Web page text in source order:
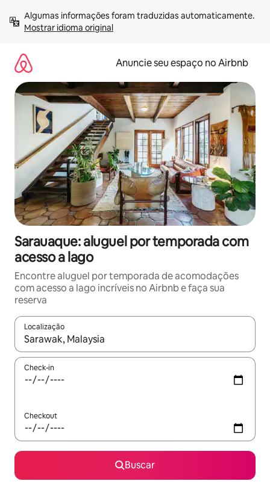
para
Mostrar idioma original
Anuncie seu espaço no Airbnb
Sarauaque: aluguel por temporada com
acesso a lago
Encontre aluguel por temporada de acomodações
com acesso a lago incríveis no Airbnb e faça sua
reserva
Localização
Quando os resultados estiverem disponíveis, explore-os
Check-in
Checkout
Buscar